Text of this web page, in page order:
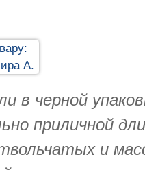
черной
приличной
и